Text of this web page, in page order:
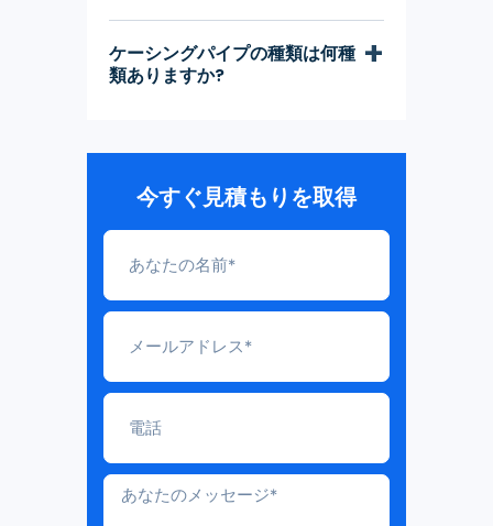
ケーシングパイプの種類は何種
類ありますか?
今すぐ見積もりを取得